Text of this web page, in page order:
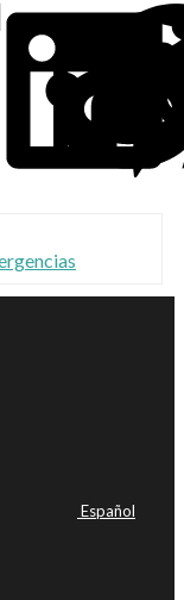
Español